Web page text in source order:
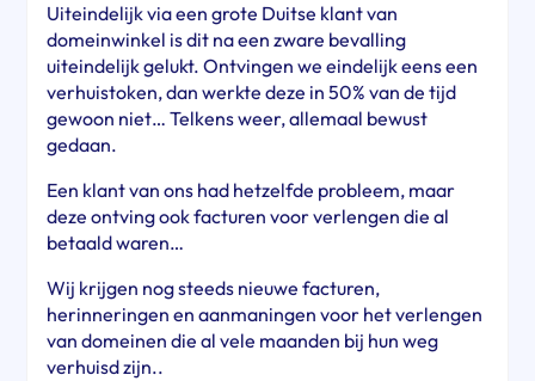
Uiteindelijk via een grote Duitse klant van
domeinwinkel is dit na een zware bevalling
uiteindelijk gelukt. Ontvingen we eindelijk eens een
verhuistoken, dan werkte deze in 50% van de tijd
gewoon niet… Telkens weer, allemaal bewust
gedaan.
Een klant van ons had hetzelfde probleem, maar
deze ontving ook facturen voor verlengen die al
betaald waren…
Wij krijgen nog steeds nieuwe facturen,
herinneringen en aanmaningen voor het verlengen
van domeinen die al vele maanden bij hun weg
verhuisd zijn..